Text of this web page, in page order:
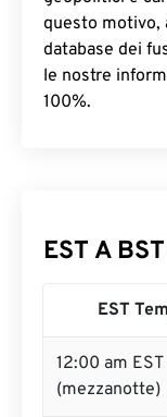
questo motivo,
database dei
le nostre
100%.
EST A
EST
12:00 am EST
(mezzanotte)